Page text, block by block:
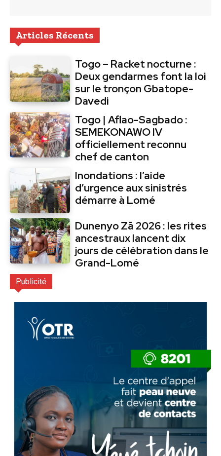
Articles Récents
Togo – Racket nocturne :
Deux gendarmes font la loi
sur le tronçon Gbatope-
Davedi
Togo | Aflao-Sagbado :
SEMEKONAWO IV
officiellement reconnu
chef de canton
Inondations : l’aide
d’urgence aux sinistrés
démarre à Lomé
Dunenyo Zā 2026 : les rites
ancestraux lancent dix
jours de célébration dans le
Grand-Lomé
Publicité